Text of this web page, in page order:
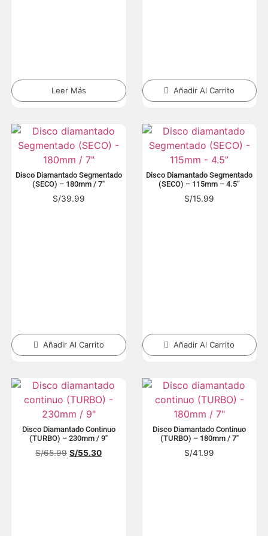
Leer Más Añadir Al Carrito
Disco Diamantado Segmentado
(SECO) – 180mm / 7″
S/39.99
Añadir Al Carrito
Disco Diamantado Segmentado
(SECO) – 115mm – 4.5”
S/15.99
Añadir Al Carrito
Disco Diamantado Continuo
(TURBO) – 230mm / 9″
S/65.99 S/55.30
Disco Diamantado Continuo
(TURBO) – 180mm / 7″
S/41.99